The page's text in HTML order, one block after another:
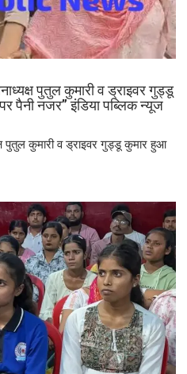
पुतुल कुमारी व ड्राइवर गुड्डू
पैनी नजर” इंडिया पब्लिक न्यूज
पुतुल कुमारी व ड्राइवर गुड्डू कुमार हुआ